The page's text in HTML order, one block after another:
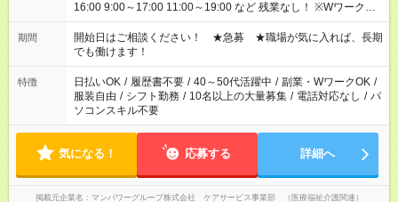
16:00 9:00～17:00 11:00～19:00 など 残業なし！ ※Wワークの
場合、他のお仕事と合わせ週40時間超の就業はご案内できませ
ん ※法令に基づき、週20時間以上勤務は社会保険への加入対象
となります ※労働者派遣法（日雇い派遣の原則禁止）により、
短時間・短期間の就業はご案内が難しい場合があります
期間
開始日はご相談ください！ ★急募 ★職場が気に入れば、長期
でも働けます！
特徴 日払いOK / 履歴書不要 / 40～50代活躍中 / 副業・WワークOK /
服装自由 / シフト勤務 / 10名以上の大量募集 / 電話対応なし / パ
ソコンスキル不要
気になる！ 応募する 詳細へ
掲載元企業名 マンパワーグループ株式会社 ケアサービス事業部 （医療福祉介護関連）